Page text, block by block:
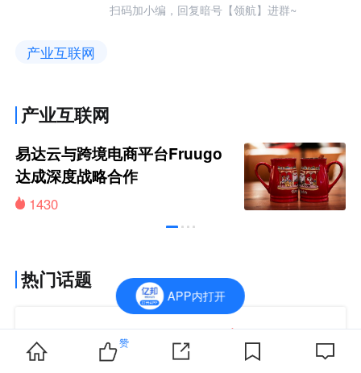
扫码加小编，回复暗号【领航】进群~
产业互联网
产业互联网
易达云与跨境电商平台Fruugo
达成深度战略合作
1430
热门话题
未来零售 +155
5985
APP内打开
赞